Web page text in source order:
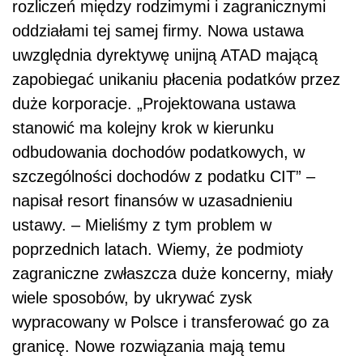
rozliczeń między rodzimymi i zagranicznymi
oddziałami tej samej firmy. Nowa ustawa
uwzględnia dyrektywę unijną ATAD mającą
zapobiegać unikaniu płacenia podatków przez
duże korporacje. „Projektowana ustawa
stanowić ma kolejny krok w kierunku
odbudowania dochodów podatkowych, w
szczególności dochodów z podatku CIT” –
napisał resort finansów w uzasadnieniu
ustawy. – Mieliśmy z tym problem w
poprzednich latach. Wiemy, że podmioty
zagraniczne zwłaszcza duże koncerny, miały
wiele sposobów, by ukrywać zysk
wypracowany w Polsce i transferować go za
granicę. Nowe rozwiązania mają temu